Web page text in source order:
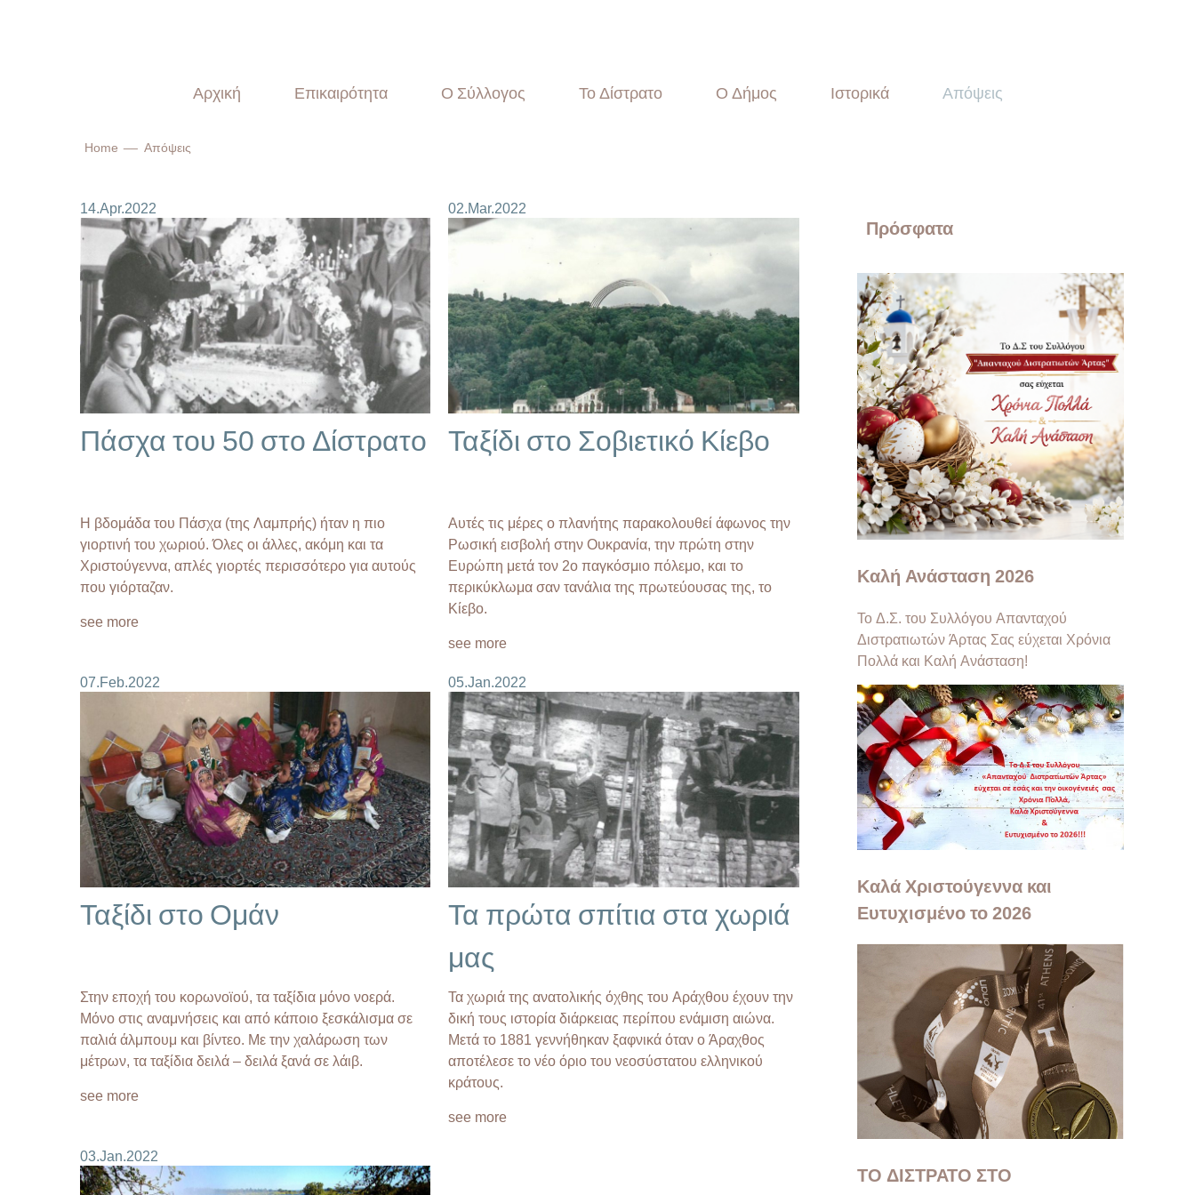
Αρχική Επικαιρότητα Ο Σύλλογος Το Δίστρατο Ο Δήμος Ιστορικά Απόψεις
Ο Σύλλογος
Το Δίστρατο
Ο Δήμος
Ιστορικά
Απόψεις
Home Απόψεις
14.Apr.2022
Πάσχα του 50 στο Δίστρατο
Η βδομάδα του Πάσχα (της Λαμπρής) ήταν η πιο
γιορτινή του χωριού. Όλες οι άλλες, ακόμη και τα
Χριστούγεννα, απλές γιορτές περισσότερο για αυτούς
που γιόρταζαν.
see more
02.Mar.2022
Ταξίδι στο Σοβιετικό Κίεβο
Αυτές τις μέρες ο πλανήτης παρακολουθεί άφωνος την
Ρωσική εισβολή στην Ουκρανία, την πρώτη στην
Ευρώπη μετά τον 2ο παγκόσμιο πόλεμο, και το
περικύκλωμα σαν τανάλια της πρωτεύουσας της, το
Κίεβο.
see more
07.Feb.2022
Ταξίδι στο Ομάν
Στην εποχή του κορωνοϊού, τα ταξίδια μόνο νοερά.
Μόνο στις αναμνήσεις και από κάποιο ξεσκάλισμα σε
παλιά άλμπουμ και βίντεο. Με την χαλάρωση των
μέτρων, τα ταξίδια δειλά – δειλά ξανά σε λάιβ.
see more
05.Jan.2022
Τα πρώτα σπίτια στα χωριά
μας
Τα χωριά της ανατολικής όχθης του Αράχθου έχουν την
δική τους ιστορία διάρκειας περίπου ενάμιση αιώνα.
Μετά το 1881 γεννήθηκαν ξαφνικά όταν ο Άραχθος
αποτέλεσε το νέο όριο του νεοσύστατου ελληνικού
κράτους.
see more
03.Jan.2022
Πρόσφατα
Καλή Ανάσταση 2026
Το Δ.Σ. του Συλλόγου Απανταχού
Διστρατιωτών Άρτας Σας εύχεται Χρόνια
Πολλά και Καλή Ανάσταση!
Καλά Χριστούγεννα και
Ευτυχισμένο το 2026
ΤΟ ΔΙΣΤΡΑΤΟ ΣΤΟ